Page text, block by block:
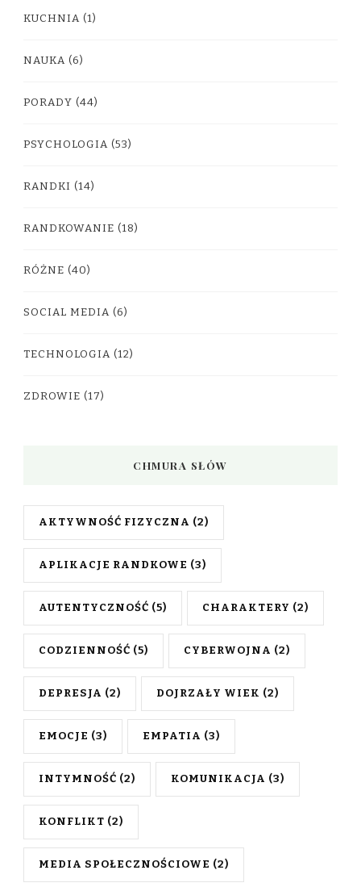
KUCHNIA (1)
NAUKA (6)
PORADY (44)
PSYCHOLOGIA (53)
RANDKI (14)
RANDKOWANIE (18)
RÓŻNE (40)
SOCIAL MEDIA (6)
TECHNOLOGIA (12)
ZDROWIE (17)
CHMURA SŁÓW
AKTYWNOŚĆ FIZYCZNA (2)
APLIKACJE RANDKOWE (3)
AUTENTYCZNOŚĆ (5) CHARAKTERY (2)
CODZIENNOŚĆ (5) CYBERWOJNA (2)
DEPRESJA (2) DOJRZAŁY WIEK (2)
EMOCJE (3) EMPATIA (3)
INTYMNOŚĆ (2) KOMUNIKACJA (3)
KONFLIKT (2)
MEDIA SPOŁECZNOŚCIOWE (2)